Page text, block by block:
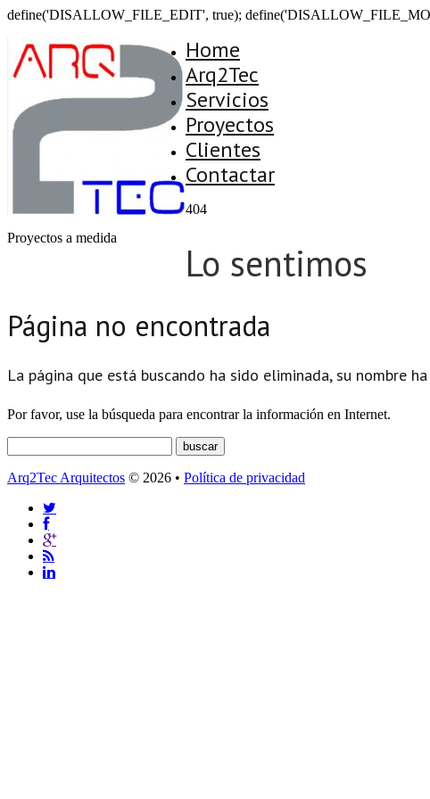
define('DISALLOW_FILE_EDIT', true);
Proyectos a medida
Home
Arq2Tec
Servicios
Proyectos
Clientes
Contactar
404
Lo sentimos
Página no encontrada
La página que está buscando ha sido eliminada, su nombre
Por favor, use la búsqueda para encontrar la información en Internet.
Arq2Tec Arquitectos © 2026 • Política de privacidad